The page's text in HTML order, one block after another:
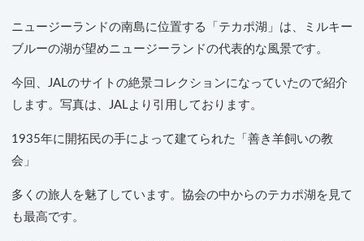
ニュージーランドの南島に位置する「テカポ湖」は、ミルキー
ブルーの湖が望めニュージーランドの代表的な風景です。
今回、JALのサイトの絶景コレクションになっていたので紹介
します。写真は、JALより引用しております。
1935年に開拓民の手によって建てられた「善き羊飼いの教
会」
多くの旅人を魅了しています。協会の中からのテカポ湖を見て
も最高です。